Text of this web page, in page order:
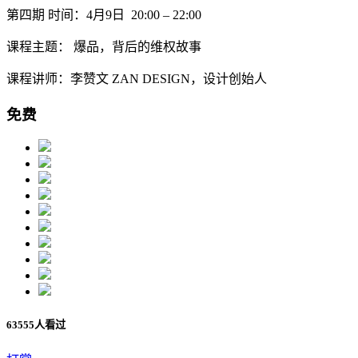
第四期 时间：4月9日 20:00 – 22:00
课程主题： 爆品，背后的维权故事
课程讲师：李赞文 ZAN DESIGN，设计创始人
免费
63555人看过